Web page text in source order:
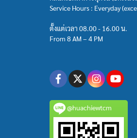
Service Hours : Everyday
ตั้งแต่เวลา 08.00 - 16.00 น.
From 8 AM – 4 PM
@huachiewtcm